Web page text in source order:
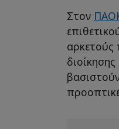
Στον
αρκετούς